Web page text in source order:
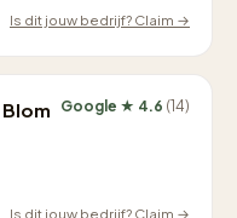
Is dit jouw bedrijf? Claim →
Google ★ 4.6 (14)
Is dit jouw bedrijf? Claim →